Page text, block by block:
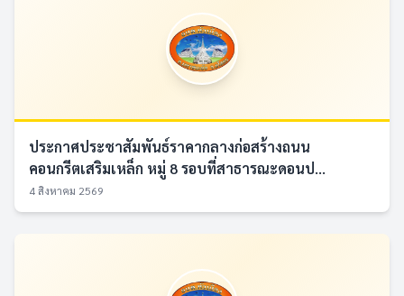
ประกาศประชาสัมพันธ์ราคากลางก่อสร้างถนน
คอนกรีตเสริมเหล็ก หมู่ 8 รอบที่สาธารณะดอนป...
4 สิงหาคม 2569